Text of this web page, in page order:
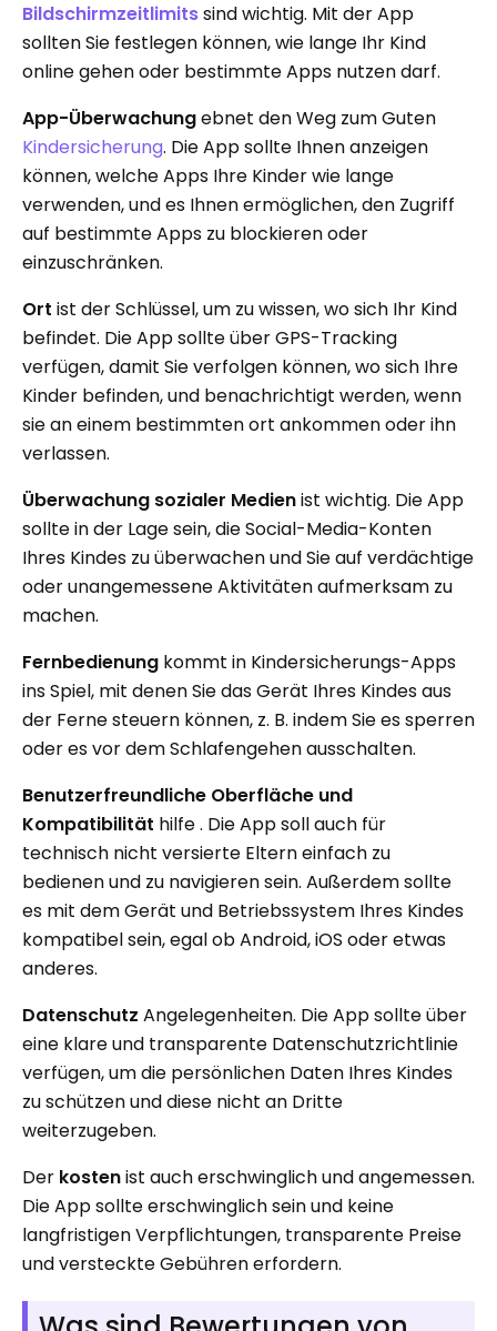
Bildschirmzeitlimitssind wichtig. Mit der App
sollten Sie festlegen können, wie lange Ihr Kind
online gehen oder bestimmte Apps nutzen darf.
App-Überwachungebnet den Weg zum Guten
Kindersicherung. Die App sollte Ihnen anzeigen
können, welche Apps Ihre Kinder wie lange
verwenden, und es Ihnen ermöglichen, den Zugriff
auf bestimmte Apps zu blockieren oder
einzuschränken.
Ort ist der Schlüssel, um zu wissen, wo sich Ihr Kind
befindet. Die App sollte über GPS-Tracking
verfügen, damit Sie verfolgen können, wo sich Ihre
Kinder befinden, und benachrichtigt werden, wenn
sie an einem bestimmten ort ankommen oder ihn
verlassen.
Überwachung sozialer Medienist wichtig. Die App
sollte in der Lage sein, die Social-Media-Konten
Ihres Kindes zu überwachen und Sie auf verdächtige
oder unangemessene Aktivitäten aufmerksam zu
machen.
Fernbedienung kommt in Kindersicherungs-Apps
ins Spiel, mit denen Sie das Gerät Ihres Kindes aus
der Ferne steuern können, z. B. indem Sie es sperren
oder es vor dem Schlafengehen ausschalten.
Benutzerfreundliche Oberfläche und
Kompatibilität hilfe . Die App soll auch für
technisch nicht versierte Eltern einfach zu
bedienen und zu navigieren sein. Außerdem sollte
es mit dem Gerät und Betriebssystem Ihres Kindes
kompatibel sein, egal ob Android, iOS oder etwas
anderes.
Datenschutz Angelegenheiten. Die App sollte über
eine klare und transparente Datenschutzrichtlinie
verfügen, um die persönlichen Daten Ihres Kindes
zu schützen und diese nicht an Dritte
weiterzugeben.
Der kostenist auch erschwinglich und angemessen.
Die App sollte erschwinglich sein und keine
langfristigen Verpflichtungen, transparente Preise
und versteckte Gebühren erfordern.